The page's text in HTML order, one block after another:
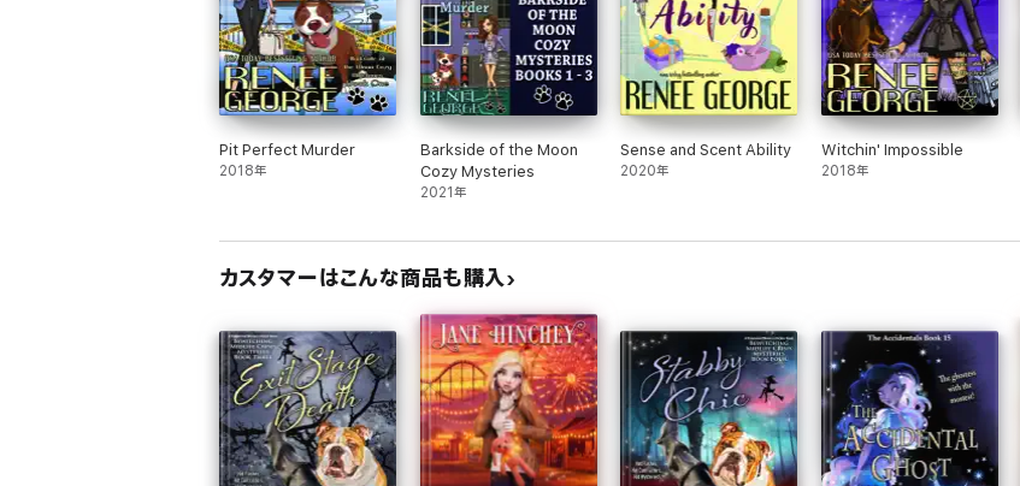
Pit Perfect Murder
2018年
Barkside of the Moon
Cozy Mysteries
2021年
Sense and Scent Ability
2020年
Witchin' Impossible
2018年
カスタマーはこんな商品も購入